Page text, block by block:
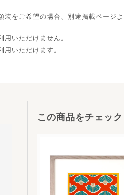
装をご希望の場合、別途掲載ページよ
用いただけません。
用いただけます。
この商品をチェッ